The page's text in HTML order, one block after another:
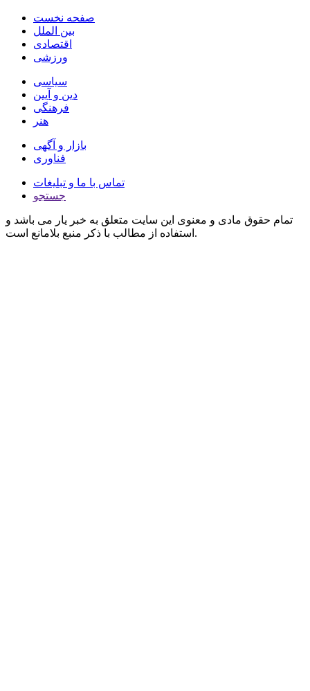
صفحه نخست
بین الملل
اقتصادی
ورزشی
سیاسی
دین و آیین
فرهنگی
هنر
بازار و آگهی
فناوری
تماس با ما و تبلیغات
جستجو
تمام حقوق مادی و معنوی این سایت متعلق به خبر یار می باشد و
استفاده از مطالب با ذکر منبع بلامانع است.